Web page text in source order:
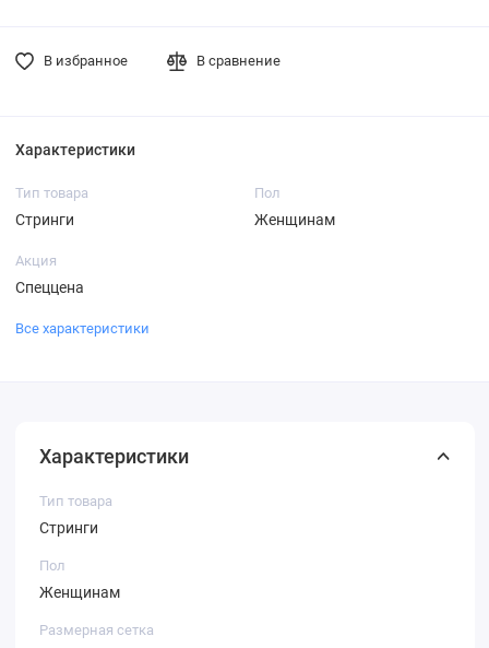
В избранное В сравнение
Характеристики
Тип товара
Стринги
Пол
Женщинам
Акция
Спеццена
Все характеристики
Характеристики
Тип товара
Стринги
Пол
Женщинам
Размерная сетка